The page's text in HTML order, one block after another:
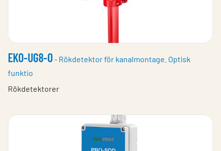
EKO-UG8-O- Rökdetektor för kanalmontage. Optisk
funktio
Rökdetektorer